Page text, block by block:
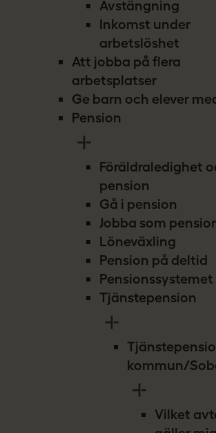
Avstängning
Inkomst under
arbetslöshet
Att jobba på flera
arbetsplatser
Ge barn och elever
Pension
Föräldraledighet
pension
Gå i pension
Jobba som
Löneväxling
Pension på deltid
Pensionssystemet
Tjänstepension
kommun/
Vilket